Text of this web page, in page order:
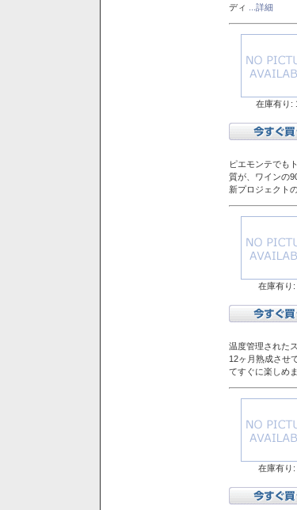
ディ
...詳細
在庫有り:
ピエモンテでも
質が、ワインの
新プロジェクト
在庫有り:
温度管理された
12ヶ月熟成させ
てすぐに楽しめ
在庫有り: